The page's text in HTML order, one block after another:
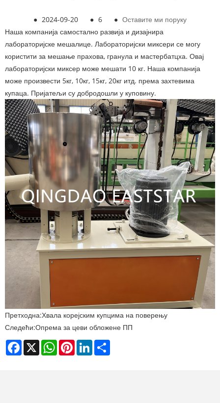
● 2024-09-20 ● 6 ● Оставите ми поруку
Наша компанија самостално развија и дизајнира
лабораторијске мешалице. Лабораторијски миксери се могу
користити за мешање прахова, гранула и мастербатцха. Овај
лабораторијски миксер може мешати 10 кг. Наша компанија
може произвести 5кг, 10кг, 15кг, 20кг итд. према захтевима
купаца. Пријатељи су добродошли у куповину.
Претходна:Хвала корејским купцима на поверењу
Следећи:Опрема за цеви обложене ПП
Facebook
X WhatsAppPinterestLinkedIn